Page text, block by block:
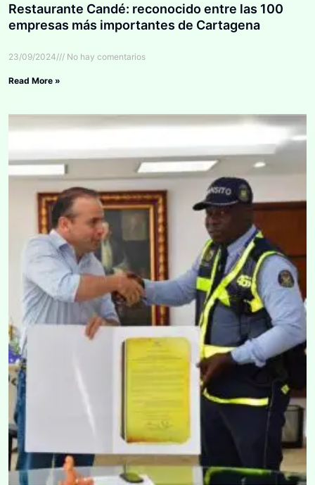
Restaurante Candé: reconocido entre las 100
empresas más importantes de Cartagena
23/09/2024 No hay comentarios
Read More »